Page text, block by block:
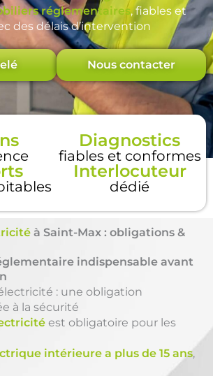
réglementaires, fiables et
des délais d’intervention
Nous contacter
Diagnostics
fiables et conformes
Interlocuteur
dédié
à Saint-Max : obligations &
indispensable avant
: une obligation
à la sécurité
est obligatoire pour les
intérieure a plus de 15 ans,